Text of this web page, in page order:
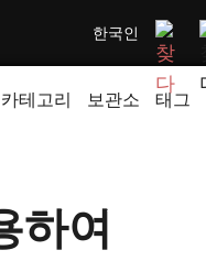
한국인
카테고리 보관소 태그
하여